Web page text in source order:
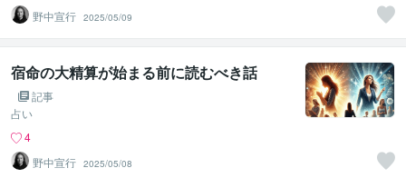
野中宣行 2025/05/09
宿命の大精算が始まる前に読むべき話
記事
占い
4
野中宣行 2025/05/08